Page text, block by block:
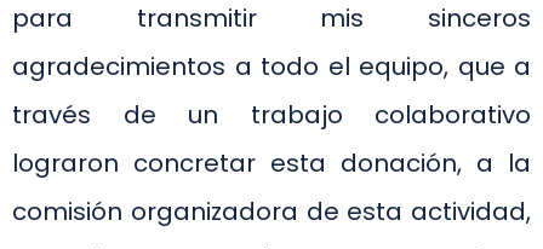
para transmitir mis sinceros
agradecimientos a todo el equipo, que a
través de un trabajo colaborativo
lograron concretar esta donación, a la
comisión organizadora de esta actividad,